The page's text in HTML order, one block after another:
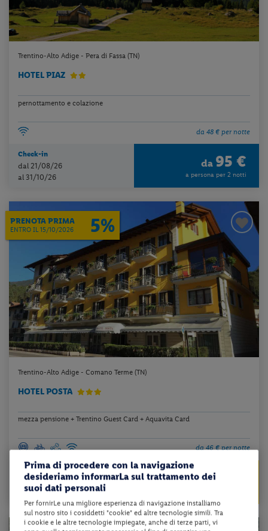
Trentino-Alto Adige - Pera di Fassa (TN)
HOTEL PIAZ
pernottamento e colazione
da 48 € per notte
Check-in
dal 21/08/26
al 31/10/26
da 95 €
a persona per 2 notti
PRENOTA PRIMA
ENTRO IL 15/10/2026 5%
Trentino-Alto Adige - Comano Terme (TN)
HOTEL POSTA
mezza pensione + Trentino Guest Card + Aquavita Card
da 46 € per notte
Check-in
dal 23/08/26
al 23/10/26
da
Prima di procedere con la navigazione
desideriamo informarLa sul trattamento dei
suoi dati personali
Per fornirLe una migliore esperienza di navigazione installiamo
sul nostro sito i cosiddetti "cookie" ed altre tecnologie simili. Tra
i cookie e le altre tecnologie impiegate, anche di terze parti, vi